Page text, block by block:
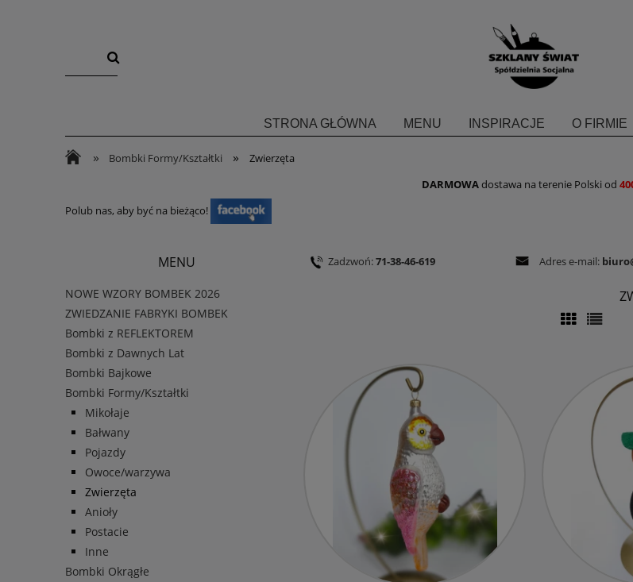
STRONA GŁÓWNA MENU INSPIRACJE O FIRMIE
» Bombki Formy/Kształtki »
Zwierzęta
DARMOWAdostawa na terenie Polski od
Polub nas, aby być na bieżąco!
MENU
NOWE WZORY BOMBEK 2026
ZWIEDZANIE FABRYKI BOMBEK
Bombki z REFLEKTOREM
Bombki z Dawnych Lat
Bombki Bajkowe
Bombki Formy/Kształtki
Mikołaje
Bałwany
Pojazdy
Owoce/warzywa
Zwierzęta
Anioły
Postacie
Inne
Bombki Okrągłe
Zadzwoń:71-38-46-619 Adres e-mail: